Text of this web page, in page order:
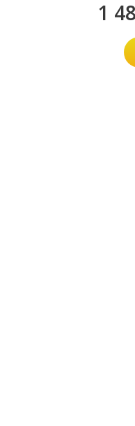
1